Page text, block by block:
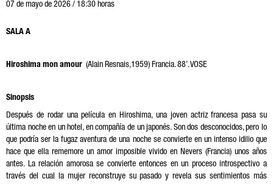
07 de mayo de 2026 / 18:30 horas
SALA A
Hiroshima mon amour (Alain Resnais,1959) Francia. 88’. VOSE
Sinopsis
Después de rodar una película en Hiroshima, una joven actriz francesa pasa su
última noche en un hotel, en compañía de un japonés. Son dos desconocidos, pero lo
que podría ser la fugaz aventura de una noche se convierte en un intenso idilio que
hace que ella rememore un amor imposible vivido en Nevers (Francia) unos años
antes. La relación amorosa se convierte entonces en un proceso introspectivo a
través del cual la mujer reconstruye su pasado y revela sus sentimientos más